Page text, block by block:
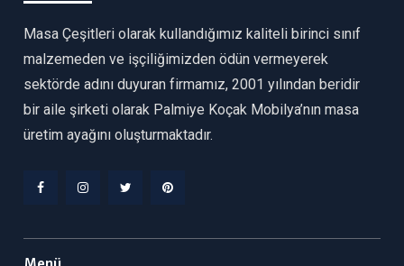
Masa Çeşitleri olarak kullandığımız kaliteli birinci sınıf
malzemeden ve işçiliğimizden ödün vermeyerek
sektörde adını duyuran firmamız, 2001 yılından beridir
bir aile şirketi olarak Palmiye Koçak Mobilya’nın masa
üretim ayağını oluşturmaktadır.